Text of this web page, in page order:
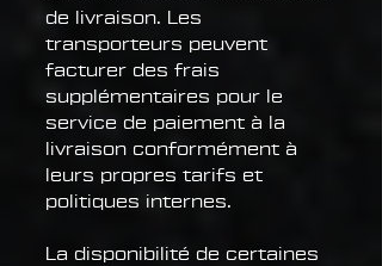
de livraison. Les
transporteurs peuvent
facturer des frais
supplémentaires pour le
service de paiement à la
livraison conformément à
leurs propres tarifs et
politiques internes.
La disponibilité de certaines